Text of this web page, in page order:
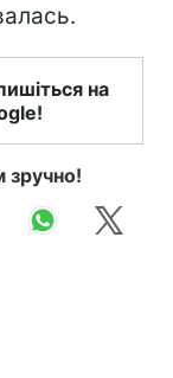
на
зручно!